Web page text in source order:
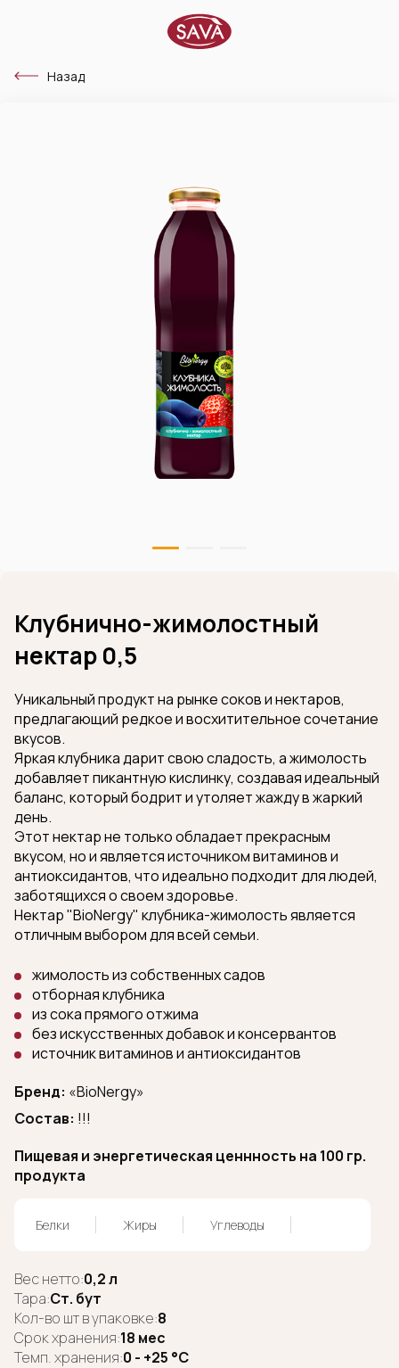
Назад
Клубнично-жимолостный
нектар 0,5
Уникальный продукт на рынке соков и нектаров,
предлагающий редкое и восхитительное сочетание
вкусов.
Яркая клубника дарит свою сладость, а жимолость
добавляет пикантную кислинку, создавая идеальный
баланс, который бодрит и утоляет жажду в жаркий
день.
Этот нектар не только обладает прекрасным
вкусом, но и является источником витаминов и
антиоксидантов, что идеально подходит для людей,
заботящихся о своем здоровье.
Нектар "BioNergy" клубника-жимолость является
отличным выбором для всей семьи.
жимолость из собственных садов
отборная клубника
из сока прямого отжима
без искусственных добавок и консервантов
источник витаминов и антиоксидантов
Бренд: «BioNergy»
Состав: !!!
Пищевая и энергетическая ценнность на 100 гр.
продукта
Белки Жиры Углеводы
Вес нетто:0,2 л
Тара:Ст. бут
Кол-во шт в упаковке:8
Срок хранения:18 мес
Темп. хранения:0 - +25 °C